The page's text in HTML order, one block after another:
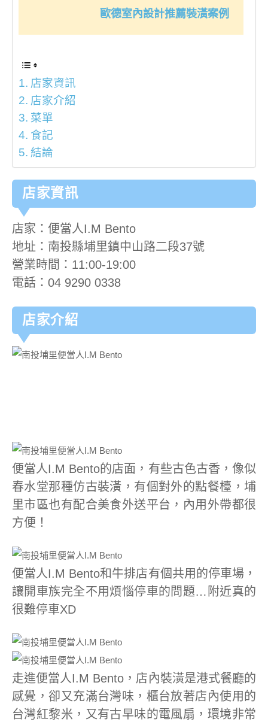
歐德室內設計推薦裝潢案例
店家資訊
店家介紹
菜單
食記
結論
店家資訊
店家：便當人I.M Bento
地址：南投縣埔里鎮中山路二段37號
營業時間：11:00-19:00
電話：04 9290 0338
店家介紹
便當人I.M Bento的店面，有些古色古香，像似
春水堂那種仿古裝潢，有個對外的點餐檯，埔
里市區也有配合美食外送平台，內用外帶都很
方便！
便當人I.M Bento和牛排店有個共用的停車場，
讓開車族完全不用煩惱停車的問題…附近真的
很難停車XD
走進便當人I.M Bento，店內裝潢是港式餐廳的
感覺，卻又充滿台灣味，櫃台放著店內使用的
台灣紅黎米，又有古早味的電風扇，環境非常